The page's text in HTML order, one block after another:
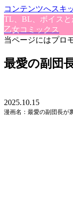
コンテンツへスキ
TL、BL、ボイスと
乙女コミックス
当ページにはプロ
最愛の副団
2025.10.15
漫画名：最愛の副団長が